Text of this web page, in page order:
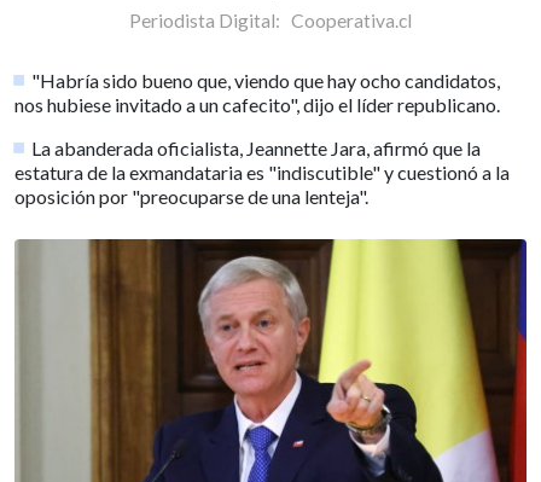
Periodista Digital: Cooperativa.cl
"Habría sido bueno que, viendo que hay ocho candidatos,
nos hubiese invitado a un cafecito", dijo el líder republicano.
La abanderada oficialista, Jeannette Jara, afirmó que la
estatura de la exmandataria es "indiscutible" y cuestionó a la
oposición por "preocuparse de una lenteja".